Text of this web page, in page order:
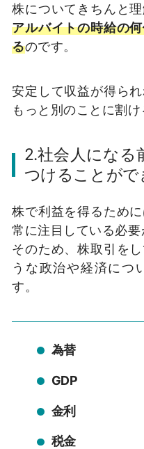
株についてきちんと
アルバイトの時給の
るのです。
安定して収益が得ら
もっと別のことに割け
2.社会人になる
つけることがで
株で利益を得るため
常に注目している必要
そのため、株取引を
うな政治や経済につ
す。
為替
GDP
金利
税金